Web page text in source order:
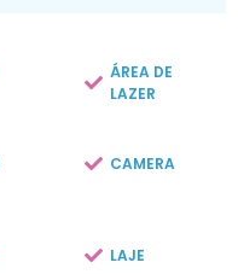
ÁREA DE
LAZER
CAMERA
LAJE